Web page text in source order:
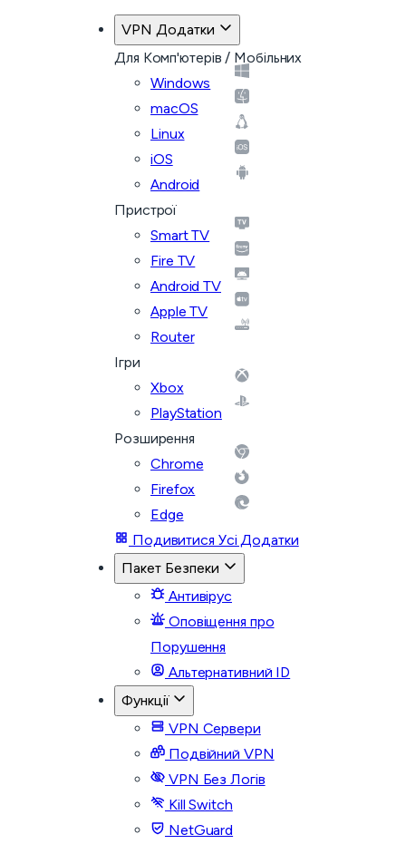
VPN Додатки
Для Комп'ютерів / Мобільних
Windows
macOS
Linux
iOS
Android
Пристрої
Smart TV
Fire TV
Android TV
Apple TV
Router
Ігри
Xbox
PlayStation
Розширення
Chrome
Firefox
Edge
Подивитися Усі Додатки
Пакет Безпеки
Антивірус
Оповіщення про
Порушення
Альтернативний ID
Функції
VPN Сервери
Подвійний VPN
VPN Без Логів
Kill Switch
NetGuard